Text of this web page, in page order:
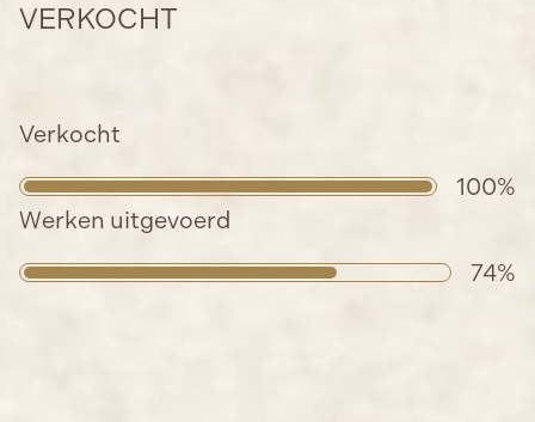
VERKOCHT
Verkocht
100%
Werken uitgevoerd
74%